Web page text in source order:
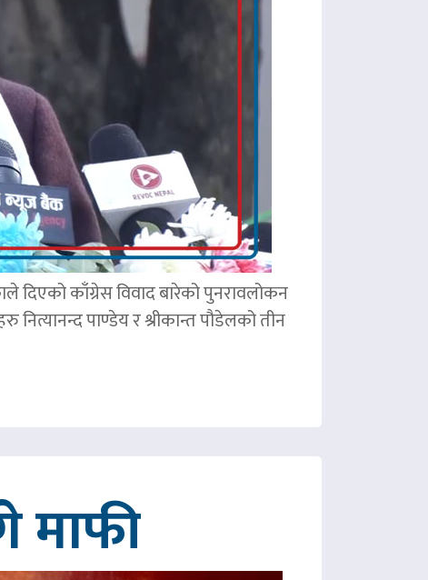
दिएको काँग्रेस विवाद बारेको पुनरावलोकन
नित्यानन्द पाण्डेय र श्रीकान्त पौडेलको तीन
माफी